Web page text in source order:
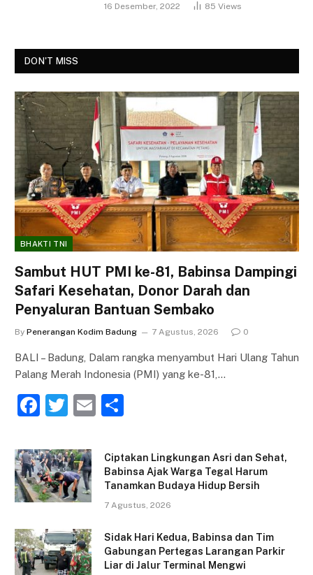
16 Desember, 2022 85 Views
DON'T MISS
BHAKTI TNI
Sambut HUT PMI ke-81, Babinsa Dampingi
Safari Kesehatan, Donor Darah dan
Penyaluran Bantuan Sembako
By Penerangan Kodim Badung 7 Agustus, 2026 0
BALI – Badung, Dalam rangka menyambut Hari Ulang Tahun
Palang Merah Indonesia (PMI) yang ke-81,…
F
c
e
b
o
k
T
itt
er
E
ai ar
e
Ciptakan Lingkungan Asri dan Sehat,
Babinsa Ajak Warga Tegal Harum
Tanamkan Budaya Hidup Bersih
7 Agustus, 2026
Sidak Hari Kedua, Babinsa dan Tim
Gabungan Pertegas Larangan Parkir
Liar di Jalur Terminal Mengwi